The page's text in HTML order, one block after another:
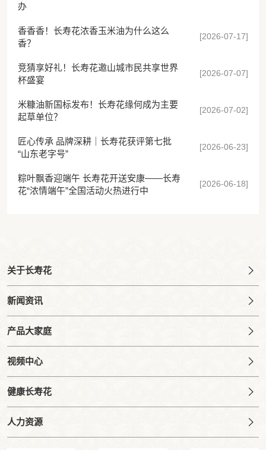
办
香香香！长寿花浓香玉米油为什么这么
香？
[2026-07-17]
竞猜享好礼！长寿花邀山城市民共享世界
杯盛宴
[2026-07-07]
米糠油新国标发布！长寿花缘何成为主要
起草单位？
[2026-07-02]
匠心传承 品牌深耕｜长寿花获评第七批
“山东老字号”
[2026-06-23]
粽叶飘香迎端午 长寿花开送安康——长寿
花“浓情端午”全国活动火热进行中
[2026-06-18]
关于长寿花
新闻资讯
产品大家庭
视频中心
健康长寿花
人力资源